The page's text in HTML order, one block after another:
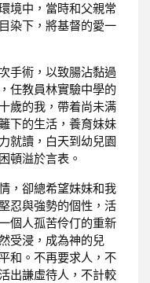
境中，當時和父親常
染下，將基督的愛一
手術，以致腸沾黏過
任教員林實驗中學的
歲的我，帶着尚未满
下的生活，養育妹妹
就讀，白天到幼兒園
頓溢於言表。
，卻總希望妹妹和我
忍與強勢的個性，活
個人孤苦伶仃的重新
受浸，成為神的兒
和。不再要求人，不
出謙虛待人，不計較